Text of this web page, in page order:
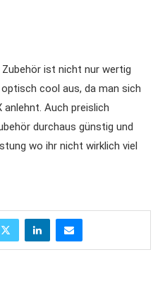
Zubehör ist nicht nur wertig
cool aus, da man sich
anlehnt. Auch preislich
durchaus günstig und
wo ihr nicht wirklich viel